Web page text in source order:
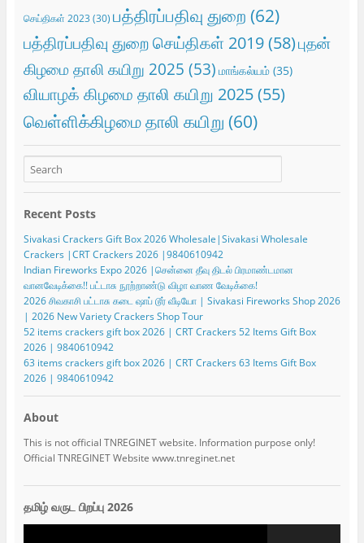
செய்திகள் 2023 (30) பத்திரப்பதிவு துறை (62)
பத்திரப்பதிவு துறை செய்திகள் 2019(58)புதன்
கிழமை தாலி கயிறு 2025 (53) மாங்கல்யம்(35)
வியாழக் கிழமை தாலி கயிறு 2025(55)
வெள்ளிக்கிழமை தாலி கயிறு (60)
Recent Posts
Sivakasi Crackers Gift Box 2026 Wholesale|Sivakasi Wholesale
Crackers |CRT Crackers 2026 |9840610942
Indian Fireworks Expo 2026 |சென்னை தீவு திடல் பிரமாண்டமான
வானவேடிக்கை!! பட்டாசு நூற்றாண்டு விழா வாண வேடிக்கை!
2026 சிவகாசி பட்டாசு கடை ஷாப் டூர் வீடியோ | Sivakasi Fireworks Shop 2026
| 2026 New Variety Crackers Shop Tour
52 items crackers gift box 2026 | CRT Crackers 52 Items Gift Box
2026 | 9840610942
63 items crackers gift box 2026 | CRT Crackers 63 Items Gift Box
2026 | 9840610942
About
This is not official TNREGINET website. Information purpose only!
Official TNREGINET Website www.tnreginet.net
தமிழ் வருட பிறப்பு 2026